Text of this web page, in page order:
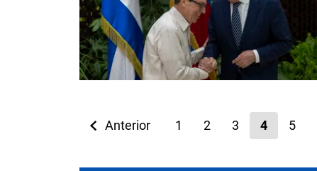
Anterior 1 2 3 4 5